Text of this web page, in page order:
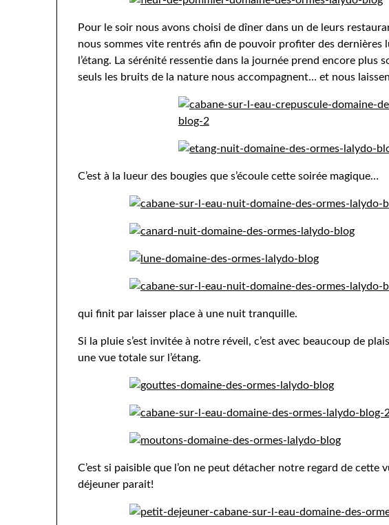
Pour le soir nous avons choisi de dîner dans un de leurs
nous sommes vite rentrés afin de pouvoir profiter des dernières
l’étang. La sérénité ressentie dans la journée prend encore plus
seuls les bruits de la nature nous accompagnent… et nous
C’est à la lueur des bougies que s’écoule cette soirée magique…
qui finit par laisser place à une nuit tranquille.
Si la pluie s’est invitée à notre réveil, c’est avec beaucoup de
une vue totale sur l’étang.
C’est si paisible que l’on ne peut détacher notre regard de cette
déjeuner parait!